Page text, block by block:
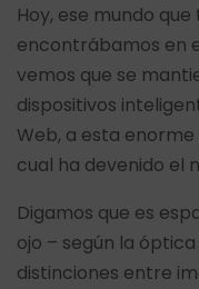
Hoy, ese mundo
encontrábamos en
vemos que se
dispositivos
Web, a esta
cual ha devenido el
Digamos que es
ojo – según la
distinciones entre